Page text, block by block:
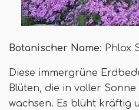
Botanischer Name: Phlox
Diese immergrüne
Blüten, die in voller
wachsen. Es blüht kräftig